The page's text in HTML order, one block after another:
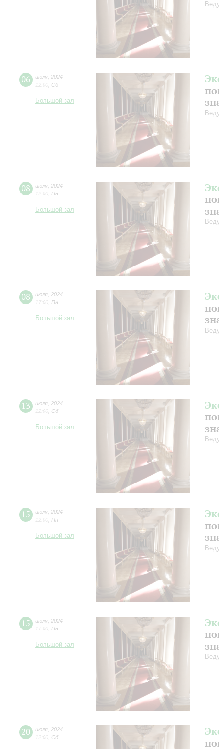
06 июля 2024
12:00 Сб
Большой зал
08 июля 2024
12:00 Пн
Большой зал
08 июля 2024
17:00 Пн
Большой зал
13 июля 2024
12:00 Сб
Большой зал
15 июля 2024
12:00 Пн
Большой зал
15 июля 2024
17:00 Пн
Большой зал
20 июля 2024
12:00 Сб